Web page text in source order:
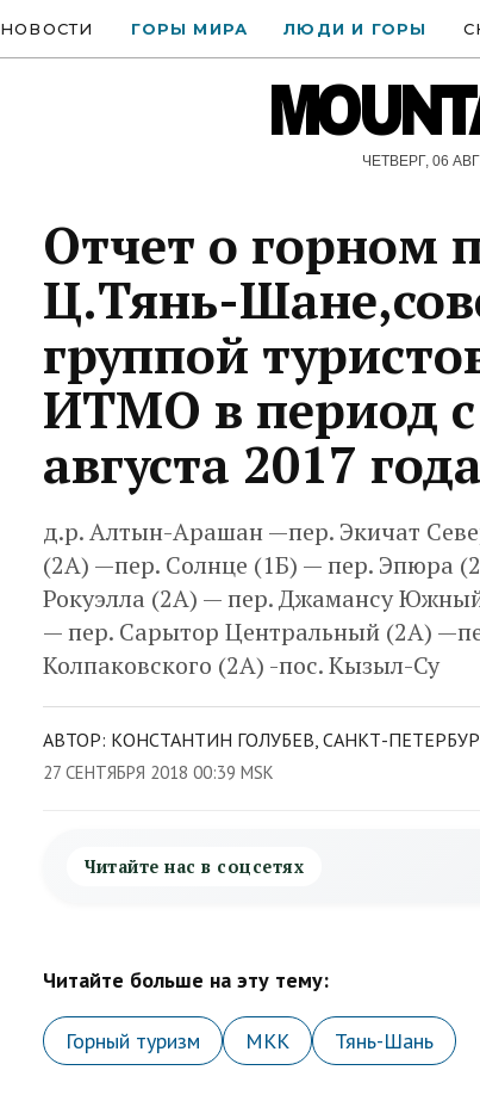
НОВОСТИ ГОРЫ МИРА ЛЮДИ И ГОРЫ
ЧЕТВЕРГ, 06
Отчет о горном
Ц.Тянь-
группой
ИТМО в период
августа 2017
д.р. Алтын-Арашан —пер. Экичат
(2А) —пер. Солнце (1Б) — пер. Эпюра
Рокуэлла (2А) — пер. Джамансу
— пер. Сарытор Центральный (2А)
Колпаковского (2А) -пос. Кызыл-Су
АВТОР: КОНСТАНТИН ГОЛУБЕВ, САНКТ-
27 СЕНТЯБРЯ 2018 00:39 MSK
Читайте нас в соцсетях
Читайте больше на эту тему:
Горный туризм МКК Тянь-Шань